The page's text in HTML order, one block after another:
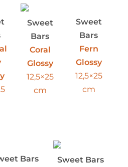
Sweet
Bars
Coral
Glossy
12,5×25
cm
Sweet
Bars
Fern
Glossy
12,5×25
cm
Bars
Sweet Bars